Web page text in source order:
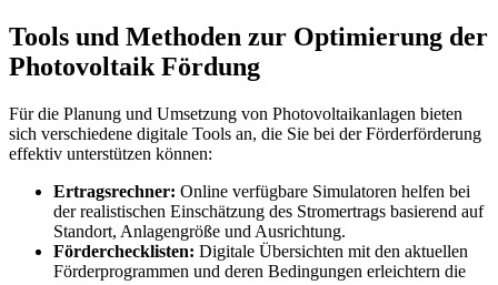
Tools und Methoden zur Optimierung der
Photovoltaik Fördung
Für die Planung und Umsetzung von Photovoltaikanlagen bieten
sich verschiedene digitale Tools an, die Sie bei der Förderförderung
effektiv unterstützen können:
Ertragsrechner: Online verfügbare Simulatoren helfen bei
der realistischen Einschätzung des Stromertrags basierend auf
Standort, Anlagengröße und Ausrichtung.
Förderchecklisten: Digitale Übersichten mit den aktuellen
Förderprogrammen und deren Bedingungen erleichtern die